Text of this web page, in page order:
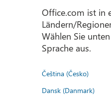
Office.com ist in
Ländern/
Wählen Sie
Sprache aus.
Čeština (Česko)
Dansk (Danmark)